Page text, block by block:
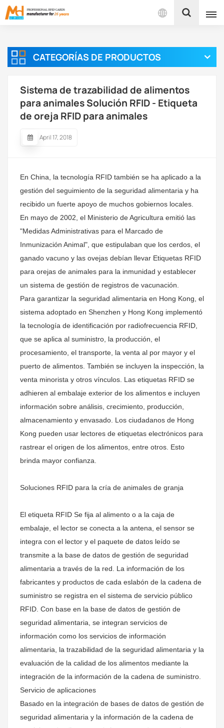
Español
English
Français
Español
CATEGORÍAS DE PRODUCTOS
Sistema de trazabilidad de alimentos
para animales Solución RFID - Etiqueta
de oreja RFID para animales
April 17, 2018
En China, la tecnología RFID también se ha aplicado a la
gestión del seguimiento de la seguridad alimentaria y ha
recibido un fuerte apoyo de muchos gobiernos locales.
En mayo de 2002, el Ministerio de Agricultura emitió las
"Medidas Administrativas para el Marcado de
Inmunización Animal", que estipulaban que los cerdos, el
ganado vacuno y las ovejas debían llevar Etiquetas RFID
para orejas de animales para la inmunidad y establecer
un sistema de gestión de registros de vacunación.
Para garantizar la seguridad alimentaria en Hong Kong, el
sistema adoptado en Shenzhen y Hong Kong implementó
la tecnología de identificación por radiofrecuencia RFID,
que se aplica al suministro, la producción, el
procesamiento, el transporte, la venta al por mayor y el
puerto de alimentos. También se incluyen la inspección, la
venta minorista y otros vínculos. Las etiquetas RFID se
adhieren al embalaje exterior de los alimentos e incluyen
información sobre análisis, crecimiento, producción,
almacenamiento y envasado. Los ciudadanos de Hong
Kong pueden usar lectores de etiquetas electrónicos para
rastrear el origen de los alimentos, entre otros. Esto
brinda mayor confianza.
Soluciones RFID para la cría de animales de granja
El etiqueta RFID Se fija al alimento o a la caja de
embalaje, el lector se conecta a la antena, el sensor se
integra con el lector y el paquete de datos leído se
transmite a la base de datos de gestión de seguridad
alimentaria a través de la red. La información de los
fabricantes y productos de cada eslabón de la cadena de
suministro se registra en el sistema de servicio público
RFID. Con base en la base de datos de gestión de
seguridad alimentaria, se integran servicios de
información como los servicios de información
alimentaria, la trazabilidad de la seguridad alimentaria y la
evaluación de la calidad de los alimentos mediante la
integración de la información de la cadena de suministro.
Servicio de aplicaciones
Basado en la integración de bases de datos de gestión de
seguridad alimentaria y la información de la cadena de